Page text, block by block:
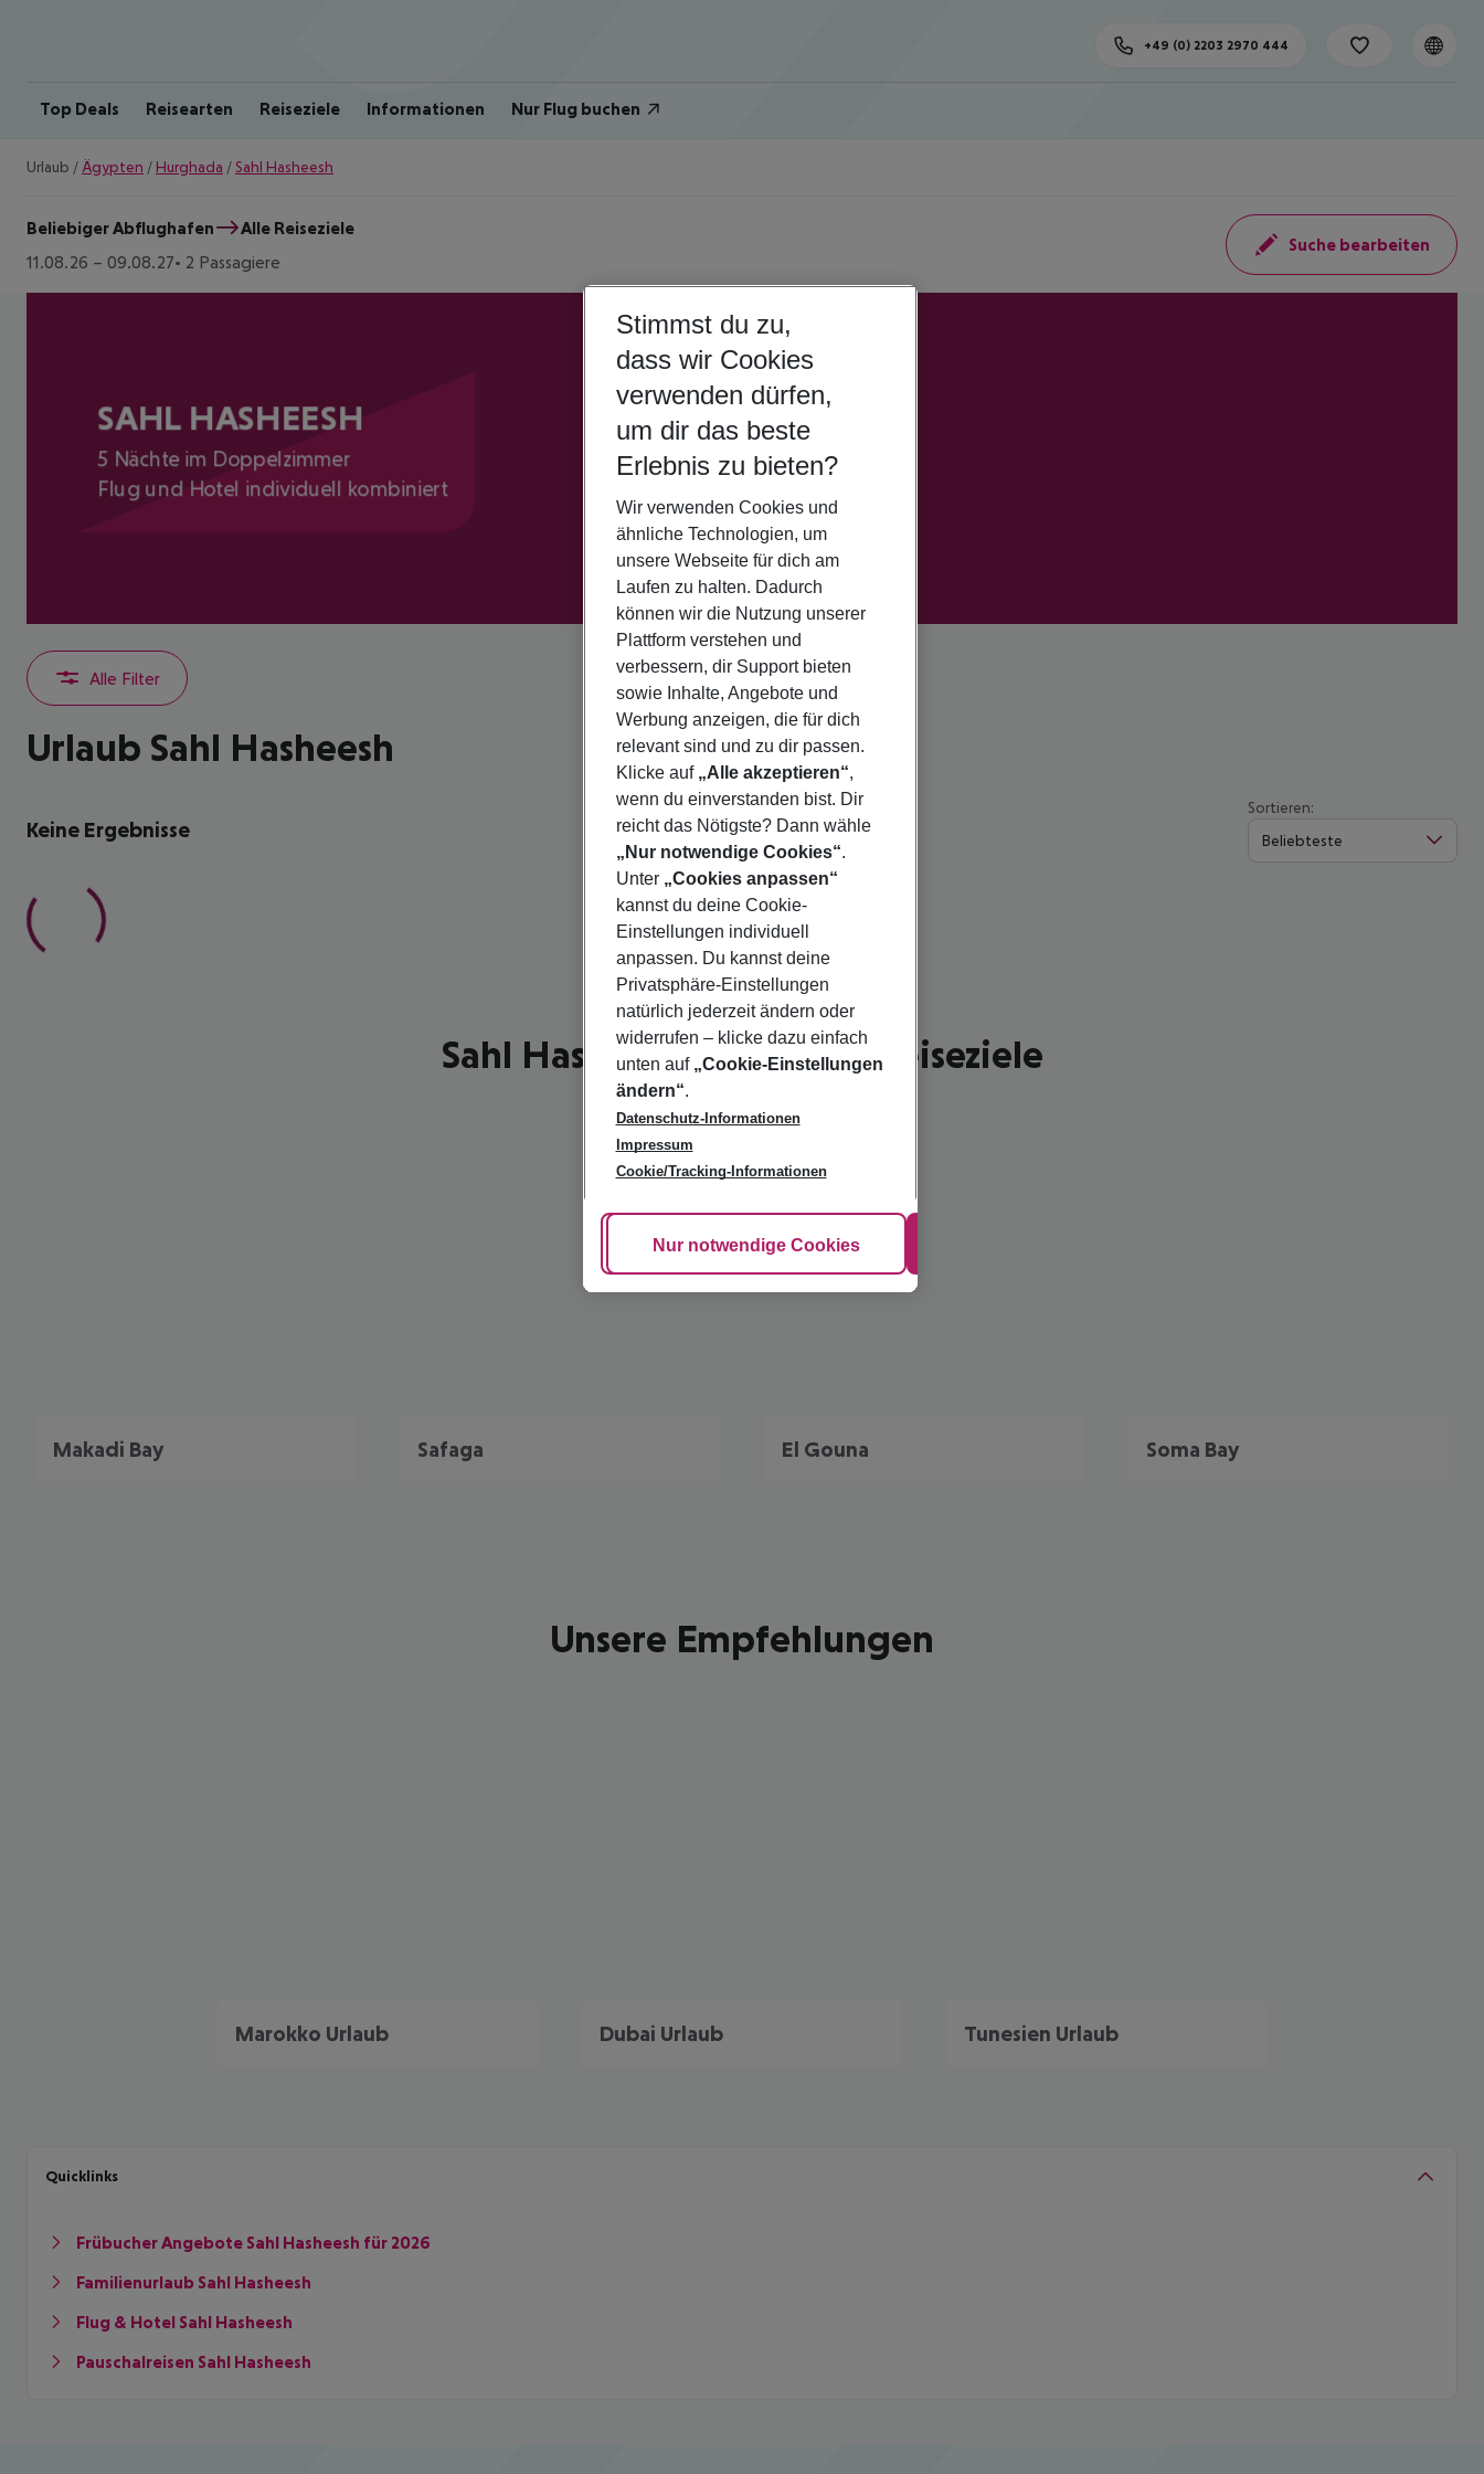
Top Deals Reisearten Reiseziele Informationen Nur Flug buchen
+49 (0) 2203 2970 444
Urlaub / Ägypten / Hurghada / Sahl Hasheesh
Beliebiger Abflughafen
Alle Reiseziele
11.08.26 – 09.08.27 2 Passagiere
Suche bearbeiten
SAHL HASHEESH
5 Nächte im Doppelzimmer
Flug und Hotel individuell kombiniert
Alle Filter
Urlaub Sahl Hasheesh
Keine Ergebnisse
Sortieren:
Beliebteste
Sahl Hasheesh - schönste Reiseziele
Makadi Bay Safaga El Gouna Soma Bay
Unsere Empfehlungen
Marokko Urlaub Dubai Urlaub Tunesien Urlaub
Quicklinks
Frübucher Angebote Sahl Hasheesh für 2026
Familienurlaub Sahl Hasheesh
Flug & Hotel Sahl Hasheesh
Pauschalreisen Sahl Hasheesh
Stimmst du zu,
dass wir Cookies
verwenden dürfen,
um dir das beste
Erlebnis zu bieten?
Wir verwenden Cookies und
ähnliche Technologien, um
unsere Webseite für dich am
Laufen zu halten. Dadurch
können wir die Nutzung unserer
Plattform verstehen und
verbessern, dir Support bieten
sowie Inhalte, Angebote und
Werbung anzeigen, die für dich
relevant sind und zu dir passen.
Klicke auf „Alle akzeptieren“,
wenn du einverstanden bist. Dir
reicht das Nötigste? Dann wähle
„Nur notwendige Cookies“.
Unter „Cookies anpassen“
kannst du deine Cookie-
Einstellungen individuell
anpassen. Du kannst deine
Privatsphäre-Einstellungen
natürlich jederzeit ändern oder
widerrufen – klicke dazu einfach
unten auf „Cookie-Einstellungen
ändern“.
Datenschutz-Informationen
Impressum
Cookie/Tracking-Informationen
Cookie anpassen
Nur notwendige Cookies